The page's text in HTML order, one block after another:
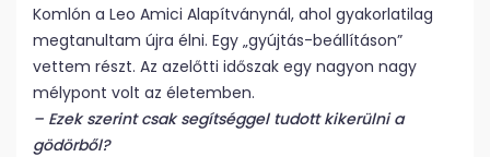
Komlón a Leo Amici Alapítványnál, ahol gyakorlatilag
megtanultam újra élni. Egy „gyújtás-beállításon”
vettem részt. Az azelőtti időszak egy nagyon nagy
mélypont volt az életemben.
– Ezek szerint csak segítséggel tudott kikerülni a
gödörből?